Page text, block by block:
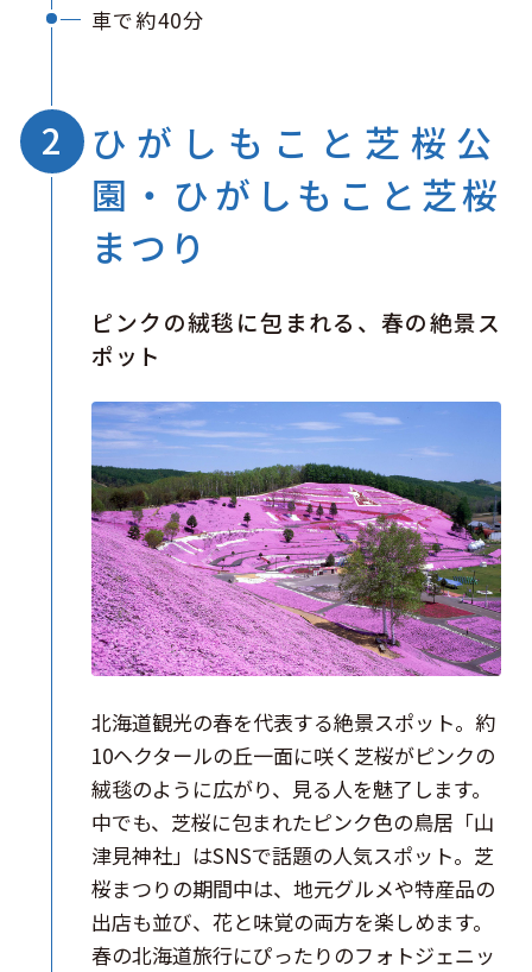
車で約40分
ひがしもこと芝桜公
園・ひがしもこと芝桜
まつり
ピンクの絨毯に包まれる、春の絶景ス
ポット
北海道観光の春を代表する絶景スポット。約
10ヘクタールの丘一面に咲く芝桜がピンクの
絨毯のように広がり、見る人を魅了します。
中でも、芝桜に包まれたピンク色の鳥居「山
津見神社」はSNSで話題の人気スポット。芝
桜まつりの期間中は、地元グルメや特産品の
出店も並び、花と味覚の両方を楽しめます。
春の北海道旅行にぴったりのフォトジェニッ